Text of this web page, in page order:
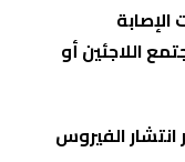
اللاجئين أو
الفيروس